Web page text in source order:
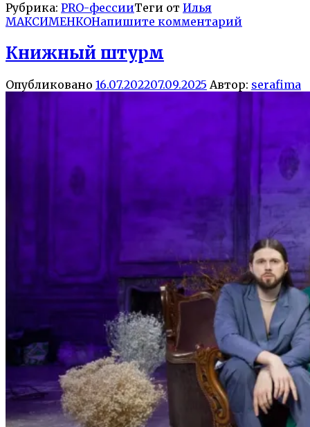
Рубрика: PRO-фессииТеги от Илья
МАКСИМЕНКОНапишите комментарий
Книжный штурм
Опубликовано 16.07.202207.09.2025 Автор: serafima